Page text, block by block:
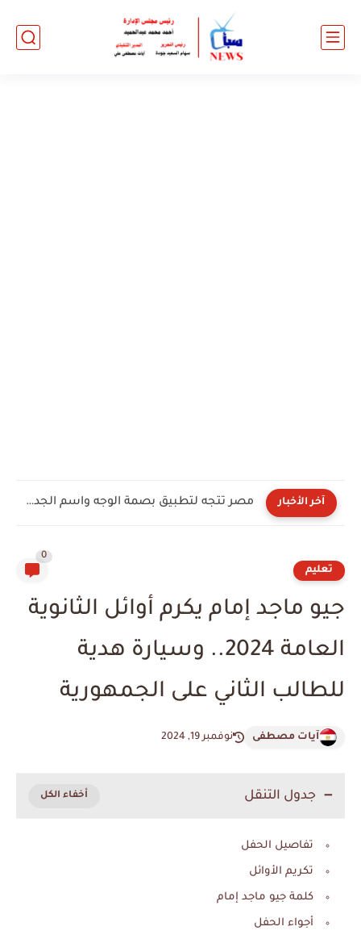
آخر الأخبار مصر تتجه لتطبيق بصمة الوجه واسم الجدة لتسجيل خطوط المحمول
تعليم
0
جيو ماجد إمام يكرم أوائل الثانوية
العامة 2024.. وسيارة هدية
للطالب الثاني على الجمهورية
آيات مصطفى نوفمبر 19, 2024
جدول التنقل
تفاصيل الحفل
تكريم الأوائل
كلمة جيو ماجد إمام
أجواء الحفل